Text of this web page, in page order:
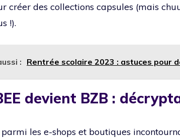
créer des collections capsules (mais
!).
: Rentrée scolaire 2023 : astuces pour
devient BZB :
les e-shops et boutiques